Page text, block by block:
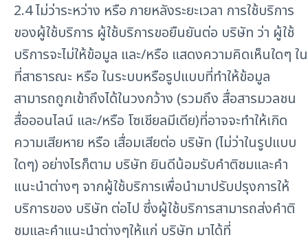
2.4 ไม่ว่าระหว่าง หรือ ภายหลังระยะเวลา การใช้บริการ
ของผู้ใช้บริการ ผู้ใช้บริการขอยืนยันต่อ บริษัท ว่า ผู้ใช้
บริการจะไม่ให้ข้อมูล และ/หรือ แสดงความคิดเห็นใดๆ ใน
ที่สาธารณะ หรือ ในระบบหรือรูปแบบที่ทำให้ข้อมูล
สามารถถูกเข้าถึงได้ในวงกว้าง (รวมถึง สื่อสารมวลชน
สื่อออนไลน์ และ/หรือ โซเชียลมีเดีย)ที่อาจจะทำให้เกิด
ความเสียหาย หรือ เสื่อมเสียต่อ บริษัท (ไม่ว่าในรูปแบบ
ใดๆ) อย่างไรก็ตาม บริษัท ยินดีน้อมรับคำติชมและคำ
แนะนำต่างๆ จากผู้ใช้บริการเพื่อนำมาปรับปรุงการให้
บริการของ บริษัท ต่อไป ซึ่งผู้ใช้บริการสามารถส่งคำติ
ชมและคำแนะนำต่างๆให้แก่ บริษัท มาได้ที่